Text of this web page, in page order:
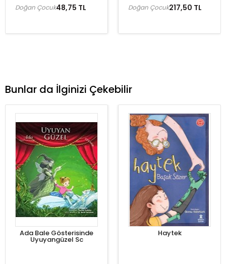
48,75 TL
Doğan Çocuk 217,50 TL
Doğan Çocuk
Bunlar da İlginizi Çekebilir
Ada Bale Gösterisinde
Uyuyangüzel Sc
Haytek